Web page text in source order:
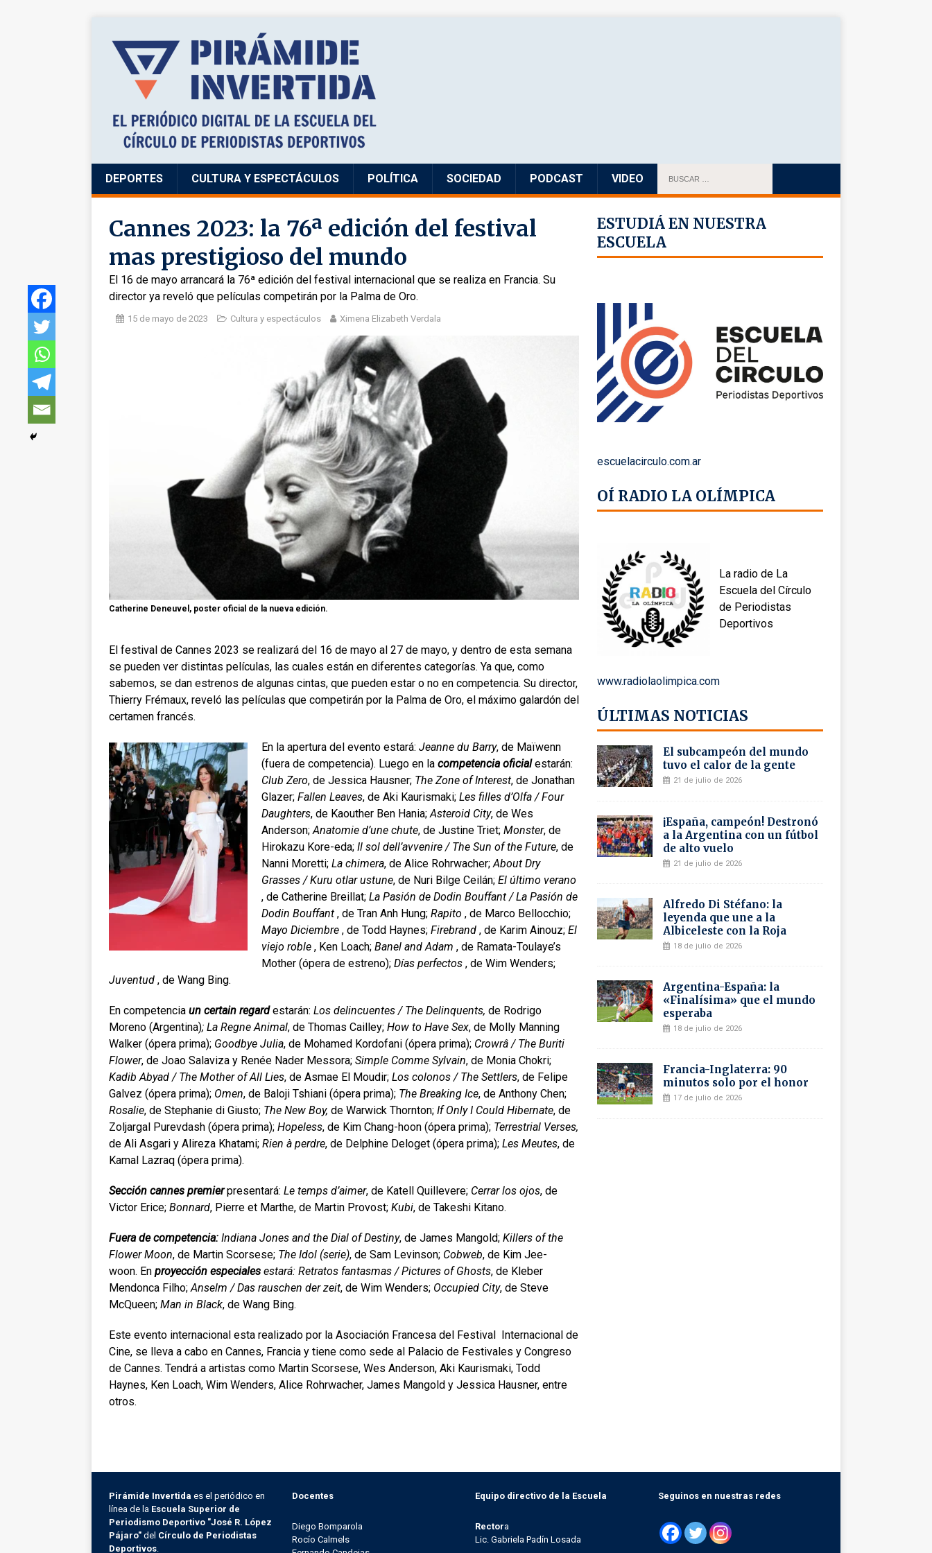
DEPORTES CULTURA Y ESPECTÁCULOS POLÍTICA SOCIEDAD PODCAST VIDEO
Cannes 2023: la 76ª edición del festival
mas prestigioso del mundo
El 16 de mayo arrancará la 76ª edición del festival internacional que se realiza en Francia. Su
director ya reveló que películas competirán por la Palma de Oro.
15 de mayo de 2023 Cultura y espectáculos Ximena Elizabeth Verdala
Catherine Deneuvel, poster oficial de la nueva edición.
El festival de Cannes 2023 se realizará del 16 de mayo al 27 de mayo, y dentro de esta semana
se pueden ver distintas películas, las cuales están en diferentes categorías. Ya que, como
sabemos, se dan estrenos de algunas cintas, que pueden estar o no en competencia. Su director,
Thierry Frémaux, reveló las películas que competirán por la Palma de Oro, el máximo galardón del
certamen francés.
En la apertura del evento estará: Jeanne du Barry, de Maïwenn
(fuera de competencia). Luego en la competencia oficial estarán:
Club Zero, de Jessica Hausner; The Zone of Interest, de Jonathan
Glazer; Fallen Leaves, de Aki Kaurismaki; Les filles d’Olfa / Four
Daughters, de Kaouther Ben Hania;Asteroid City, de Wes
Anderson;Anatomie d’une chute, de Justine Triet; Monster, de
Hirokazu Kore-eda; Il sol dell’avvenire / The Sun of the Future, de
Nanni Moretti; La chimera, de Alice Rohrwacher;About Dry
Grasses / Kuru otlar ustune, de Nuri Bilge Ceilán; El último verano
, de Catherine Breillat; La Pasión de Dodin Bouffant / La Pasión de
Dodin Bouffant , de Tran Anh Hung; Rapito , de Marco Bellocchio;
Mayo Diciembre , de Todd Haynes; Firebrand , de Karim Ainouz; El
viejo roble , Ken Loach; Banel and Adam , de Ramata-Toulaye’s
Mother (ópera de estreno); Días perfectos , de Wim Wenders;
Juventud , de Wang Bing.
En competencia un certain regardestarán: Los delincuentes / The Delinquents, de Rodrigo
Moreno (Argentina); La Regne Animal, de Thomas Cailley; How to Have Sex, de Molly Manning
Walker (ópera prima); Goodbye Julia, de Mohamed Kordofani (ópera prima); Crowrâ / The Buriti
Flower, de Joao Salaviza y Renée Nader Messora; Simple Comme Sylvain, de Monia Chokri;
Kadib Abyad / The Mother of All Lies, de Asmae El Moudir; Los colonos / The Settlers, de Felipe
Galvez (ópera prima); Omen, de Baloji Tshiani (ópera prima); The Breaking Ice, de Anthony Chen;
Rosalie, de Stephanie di Giusto; The New Boy, de Warwick Thornton; If Only I Could Hibernate, de
Zoljargal Purevdash (ópera prima); Hopeless, de Kim Chang-hoon (ópera prima); Terrestrial Verses,
de Ali Asgari y Alireza Khatami; Rien à perdre, de Delphine Deloget (ópera prima); Les Meutes, de
Kamal Lazraq (ópera prima).
Sección cannes premierpresentará: Le temps d’aimer, de Katell Quillevere; Cerrar los ojos, de
Victor Erice; Bonnard, Pierre et Marthe, de Martin Provost; Kubi, de Takeshi Kitano.
Fuera de competencia: Indiana Jones and the Dial of Destiny, de James Mangold; Killers of the
Flower Moon, de Martin Scorsese; The Idol (serie), de Sam Levinson; Cobweb, de Kim Jee-
woon. En proyección especiales estará: Retratos fantasmas / Pictures of Ghosts, de Kleber
Mendonca Filho;Anselm / Das rauschen der zeit, de Wim Wenders; Occupied City, de Steve
McQueen; Man in Black, de Wang Bing.
Este evento internacional esta realizado por la Asociación Francesa del Festival Internacional de
Cine, se lleva a cabo en Cannes, Francia y tiene como sede al Palacio de Festivales y Congreso
de Cannes. Tendrá a artistas como Martin Scorsese, Wes Anderson, Aki Kaurismaki, Todd
Haynes, Ken Loach, Wim Wenders, Alice Rohrwacher, James Mangold y Jessica Hausner, entre
otros.
ESTUDIÁ EN NUESTRA
ESCUELA
escuelacirculo.com.ar
OÍ RADIO LA OLÍMPICA
La radio de La
Escuela del Círculo
de Periodistas
Deportivos
www.radiolaolimpica.com
ÚLTIMAS NOTICIAS
El subcampeón del mundo
tuvo el calor de la gente
21 de julio de 2026
¡España, campeón! Destronó
a la Argentina con un fútbol
de alto vuelo
21 de julio de 2026
Alfredo Di Stéfano: la
leyenda que une a la
Albiceleste con la Roja
18 de julio de 2026
Argentina-España: la
«Finalísima» que el mundo
esperaba
18 de julio de 2026
Francia-Inglaterra: 90
minutos solo por el honor
17 de julio de 2026
Pirámide Invertida es el periódico en
línea de la Escuela Superior de
Periodismo Deportivo "José R. López
Pájaro" del Círculo de Periodistas
Deportivos.
Docentes
Diego Bomparola
Rocío Calmels
Equipo directivo de la Escuela
Rectora
Lic. Gabriela Padín Losada
Seguinos en nuestras redes